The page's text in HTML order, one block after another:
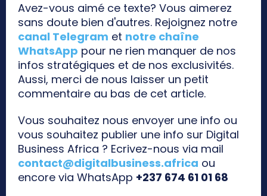
Avez-vous aimé ce texte? Vous aimerez
sans doute bien d'autres. Rejoignez notre
canal Telegram et notre chaîne
WhatsApp pour ne rien manquer de nos
infos stratégiques et de nos exclusivités.
Aussi, merci de nous laisser un petit
commentaire au bas de cet article.
Vous souhaitez nous envoyer une info ou
vous souhaitez publier une info sur Digital
Business Africa ? Ecrivez-nous via mail
contact@digitalbusiness.africa ou
encore via WhatsApp +237 674 61 01 68